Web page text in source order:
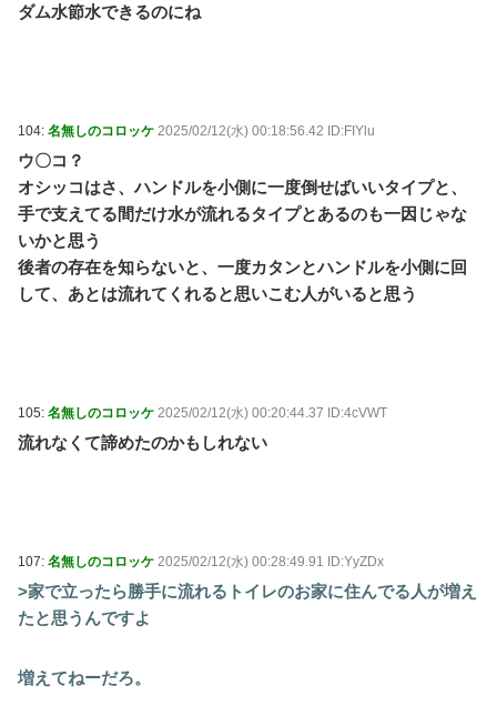
ダム水節水できるのにね
104: 名無しのコロッケ 2025/02/12(水) 00:18:56.42 ID:FIYlu
ウ〇コ？
オシッコはさ、ハンドルを小側に一度倒せばいいタイプと、
手で支えてる間だけ水が流れるタイプとあるのも一因じゃな
いかと思う
後者の存在を知らないと、一度カタンとハンドルを小側に回
して、あとは流れてくれると思いこむ人がいると思う
105: 名無しのコロッケ 2025/02/12(水) 00:20:44.37 ID:4cVWT
流れなくて諦めたのかもしれない
107: 名無しのコロッケ 2025/02/12(水) 00:28:49.91 ID:YyZDx
>家で立ったら勝手に流れるトイレのお家に住んでる人が増え
たと思うんですよ
増えてねーだろ。